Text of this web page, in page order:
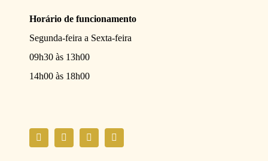
Horário de funcionamento
Segunda-feira a Sexta-feira
09h30 às 13h00
14h00 às 18h00